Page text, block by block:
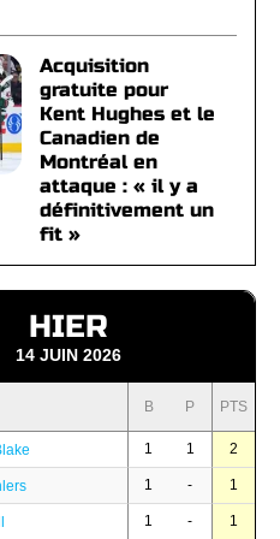
Acquisition
gratuite pour
Kent Hughes et le
Canadien de
Montréal en
attaque : « il y a
définitivement un
fit »
HIER
14 JUIN 2026
B P PTS
1 1 2
1 - 1
1 - 1